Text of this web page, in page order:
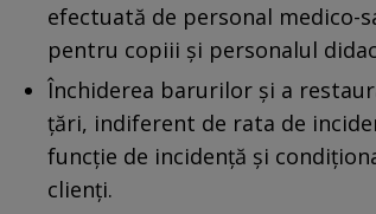
efectuată de personal
pentru copiii și personalul
Închiderea barurilor și a
țări, indiferent de rata de
funcție de incidență și
clienți.